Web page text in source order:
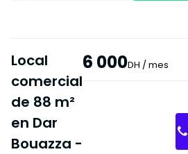
Local
comercial
de 88 m²
en Dar
Bouazza -
6 000DH / mes